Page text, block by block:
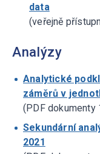
data
(veřejně
Analýzy
Analytické
záměrů v
(PDF dokumenty
Sekundární
2021